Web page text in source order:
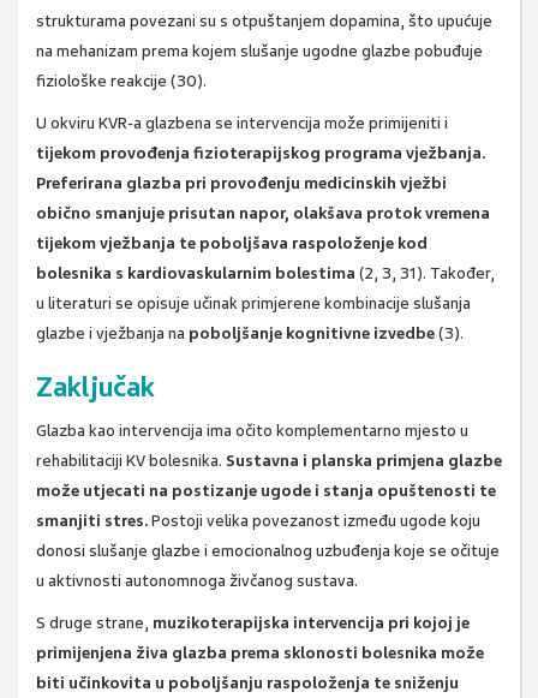
strukturama povezani su s otpuštanjem dopamina, što upućuje
na mehanizam prema kojem slušanje ugodne glazbe pobuđuje
fiziološke reakcije (30).
U okviru KVR-a glazbena se intervencija može primijeniti i
tijekom provođenja fizioterapijskog programa vježbanja.
Preferirana glazba pri provođenju medicinskih vježbi
obično smanjuje prisutan napor, olakšava protok vremena
tijekom vježbanja te poboljšava raspoloženje kod
bolesnika s kardiovaskularnim bolestima (2, 3, 31). Također,
u literaturi se opisuje učinak primjerene kombinacije slušanja
glazbe i vježbanja na poboljšanje kognitivne izvedbe(3).
Zaključak
Glazba kao intervencija ima očito komplementarno mjesto u
rehabilitaciji KV bolesnika. Sustavna i planska primjena glazbe
može utjecati na postizanje ugode i stanja opuštenosti te
smanjiti stres.Postoji velika povezanost između ugode koju
donosi slušanje glazbe i emocionalnog uzbuđenja koje se očituje
u aktivnosti autonomnoga živčanog sustava.
S druge strane, muzikoterapijska intervencija pri kojoj je
primijenjena živa glazba prema sklonosti bolesnika može
biti učinkovita u poboljšanju raspoloženja te sniženju